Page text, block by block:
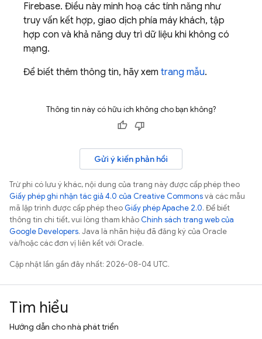
Firebase. Điều này minh hoạ các tính năng như
truy vấn kết hợp, giao dịch phía máy khách, tập
hợp con và khả năng duy trì dữ liệu khi không có
mạng.
Để biết thêm thông tin, hãy xem trang mẫu.
Thông tin này có hữu ích không cho bạn không?
Gửi ý kiến phản hồi
Trừ phi có lưu ý khác, nội dung của trang này được cấp phép theo
Giấy phép ghi nhận tác giả 4.0 của Creative Commonsvà các mẫu
mã lập trình được cấp phép theoGiấy phép Apache 2.0. Để biết
thông tin chi tiết, vui lòng tham khảoChính sách trang web của
Google Developers. Java là nhãn hiệu đã đăng ký của Oracle
và/hoặc các đơn vị liên kết với Oracle.
Cập nhật lần gần đây nhất: 2026-08-04 UTC.
Tìm hiểu
Hướng dẫn cho nhà phát triển